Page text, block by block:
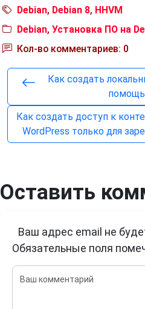
Debian, Debian 8, HHVM
Debian, Установка ПО на
Кол-во комментариев: 0
Как создать
Как создать доступ к
WordPress только для
Оставить
Ваш адрес email не
Обязательные поля